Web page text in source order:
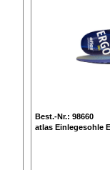
Best.-Nr.: 98660
atlas Einlegesohle